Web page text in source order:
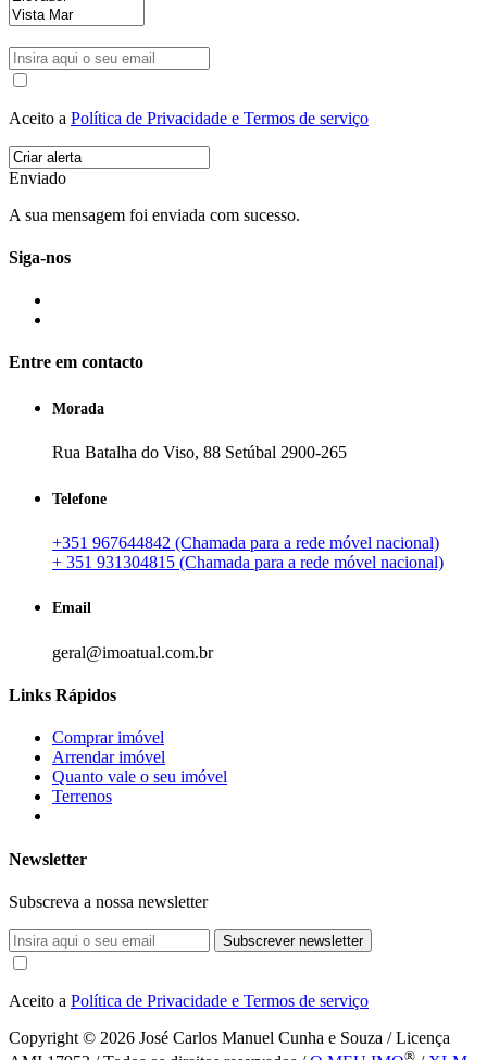
Aceito a Política de Privacidade e Termos de serviço
Enviado
A sua mensagem foi enviada com sucesso.
Siga-nos
Entre em contacto
Morada
Rua Batalha do Viso, 88 Setúbal 2900-265
Telefone
+351 967644842 (Chamada para a rede móvel nacional)
+ 351 931304815 (Chamada para a rede móvel nacional)
Email
geral@imoatual.com.br
Links Rápidos
Comprar imóvel
Arrendar imóvel
Quanto vale o seu imóvel
Terrenos
Newsletter
Subscreva a nossa newsletter
Subscrever newsletter
Aceito a Política de Privacidade e Termos de serviço
Copyright © 2026 José Carlos Manuel Cunha e Souza / Licença
®